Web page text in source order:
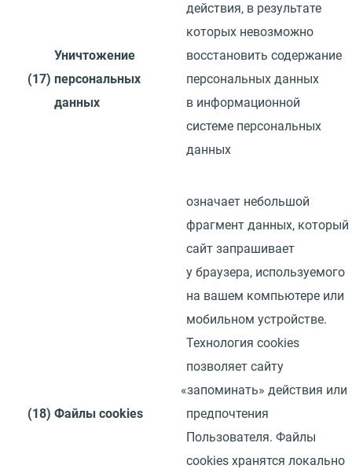
(17)
Уничтожение
персональных
данных
действия, в результате
которых невозможно
восстановить содержание
персональных данных
в информационной
системе персональных
данных
(18) Файлы cookies
означает небольшой
фрагмент данных, который
сайт запрашивает
у браузера, используемого
на вашем компьютере или
мобильном устройстве.
Технология cookies
позволяет сайту
«запоминать» действия или
предпочтения
Пользователя. Файлы
cookies хранятся локально